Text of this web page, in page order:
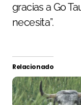
gracias a Go
necesita”.
Relacionado